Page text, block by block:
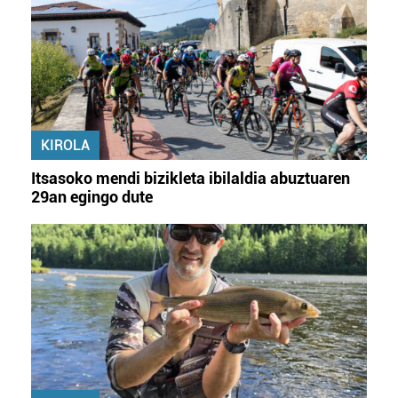
erabiltzeko baimen esplizitua ematen diguzu.Gehiago
irakurri
KIROLA
Itsasoko mendi bizikleta ibilaldia abuztuaren
29an egingo dute